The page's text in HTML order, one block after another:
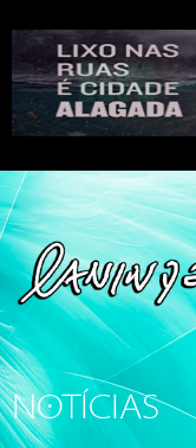
NOTÍCIAS